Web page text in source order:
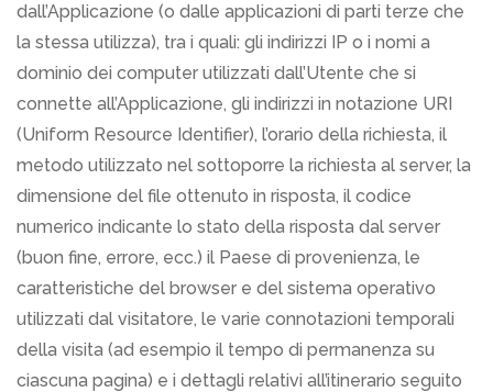
dall’Applicazione (o dalle applicazioni di parti terze che
la stessa utilizza), tra i quali: gli indirizzi IP o i nomi a
dominio dei computer utilizzati dall’Utente che si
connette all’Applicazione, gli indirizzi in notazione URI
(Uniform Resource Identifier), l’orario della richiesta, il
metodo utilizzato nel sottoporre la richiesta al server, la
dimensione del file ottenuto in risposta, il codice
numerico indicante lo stato della risposta dal server
(buon fine, errore, ecc.) il Paese di provenienza, le
caratteristiche del browser e del sistema operativo
utilizzati dal visitatore, le varie connotazioni temporali
della visita (ad esempio il tempo di permanenza su
ciascuna pagina) e i dettagli relativi all’itinerario seguito